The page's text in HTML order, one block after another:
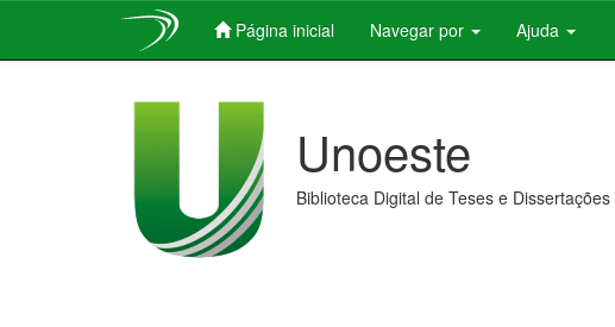
Página inicial Navegar por Ajuda
Unoeste
Biblioteca Digital de Teses e Dissertações